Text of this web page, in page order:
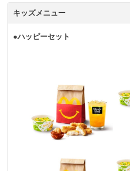
キッズメニュー
●ハッピーセット